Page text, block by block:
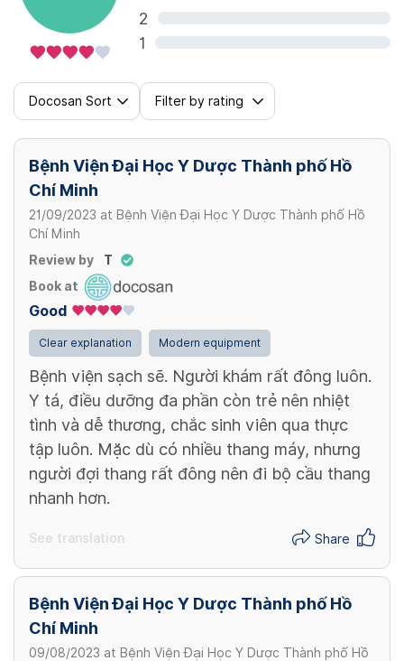
2
1
Docosan Sort Filter by rating
Bệnh Viện Đại Học Y Dược Thành phố Hồ
Chí Minh
21/09/2023 at Bệnh Viện Đại Học Y Dược Thành phố Hồ
Chí Minh
Review by
T
Book at
Good
Clear explanation Modern equipment
Bệnh viện sạch sẽ. Người khám rất đông luôn.
Y tá, điều dưỡng đa phần còn trẻ nên nhiệt
tình và dễ thương, chắc sinh viên qua thực
tập luôn. Mặc dù có nhiều thang máy, nhưng
người đợi thang rất đông nên đi bộ cầu thang
nhanh hơn.
See translation Share
Bệnh Viện Đại Học Y Dược Thành phố Hồ
Chí Minh
09/08/2023 at Bệnh Viện Đại Học Y Dược Thành phố Hồ